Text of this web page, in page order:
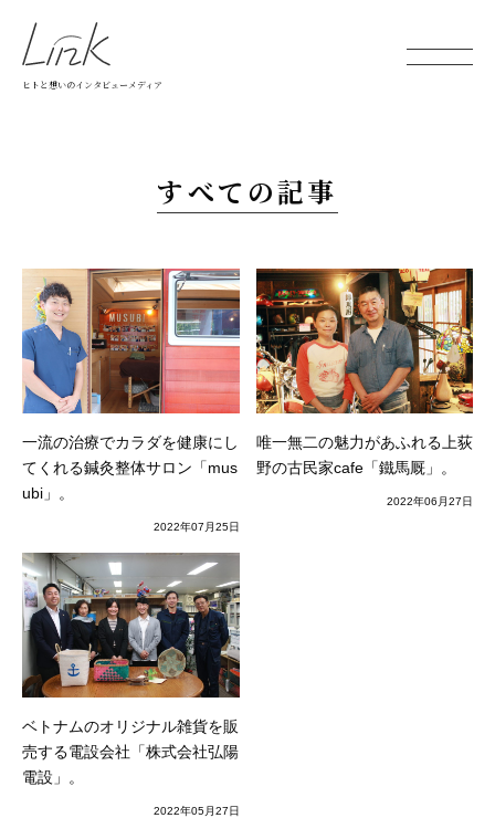
ヒトと想いのインタビューメディア
すべての記事
一流の治療でカラダを健康にし
てくれる鍼灸整体サロン「mus
ubi」。
2022年07月25日
唯一無二の魅力があふれる上荻
野の古民家cafe「鐵馬厩」。
2022年06月27日
ベトナムのオリジナル雑貨を販
売する電設会社「株式会社弘陽
電設」。
2022年05月27日